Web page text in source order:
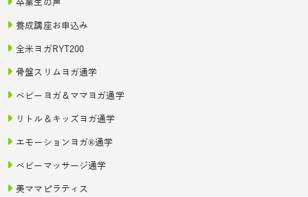
卒業生の声
養成講座お申込み
全米ヨガRYT200
骨盤スリムヨガ通学
ベビーヨガ＆ママヨガ通学
リトル＆キッズヨガ通学
エモーションヨガ®通学
ベビーマッサージ通学
美ママピラティス